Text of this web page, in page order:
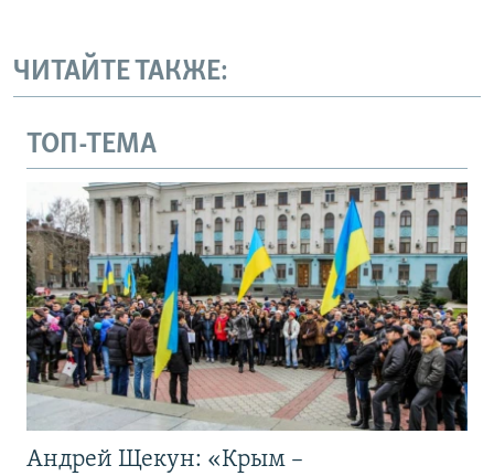
ЧИТАЙТЕ ТАКЖЕ:
ТОП-ТЕМА
Андрей Щекун: «Крым –